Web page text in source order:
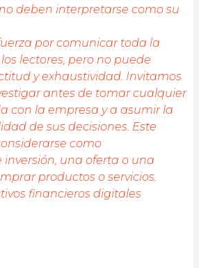
deben interpretarse como su
por comunicar toda la
lectores, pero no puede
y exhaustividad. Invitamos
antes de tomar cualquier
con la empresa y a asumir la
de sus decisiones. Este
como
una oferta o una
productos o servicios.
financieros digitales